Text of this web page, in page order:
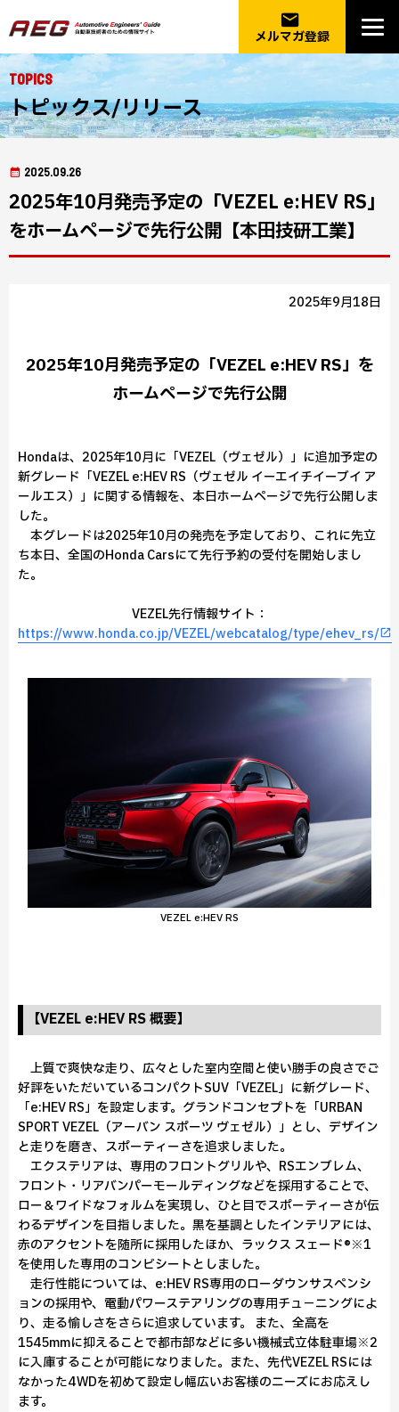
email
メルマガ登録
Topics
トピックス/リリース
2025.09.26
2025年10月発売予定の「VEZEL e:HEV RS」
をホームページで先行公開【本田技研工業】
2025年9月18日
2025年10月発売予定の「VEZEL e:HEV RS」を
ホームページで先行公開
Hondaは、2025年10月に「VEZEL（ヴェゼル）」に追加予定の
新グレード「VEZEL e:HEV RS（ヴェゼル イーエイチイーブイ ア
ールエス）」に関する情報を、本日ホームページで先行公開しま
した。
本グレードは2025年10月の発売を予定しており、これに先立
ち本日、全国のHonda Carsにて先行予約の受付を開始しまし
た。
VEZEL先行情報サイト：
https://www.honda.co.jp/VEZEL/webcatalog/type/ehev_rs/
VEZEL e:HEV RS
【VEZEL e:HEV RS 概要】
上質で爽快な走り、広々とした室内空間と使い勝手の良さでご
好評をいただいているコンパクトSUV「VEZEL」に新グレード、
「e:HEV RS」を設定します。グランドコンセプトを「URBAN
SPORT VEZEL（アーバン スポーツ ヴェゼル）」とし、デザイン
と走りを磨き、スポーティーさを追求しました。
エクステリアは、専用のフロントグリルや、RSエンブレム、
フロント・リアバンパーモールディングなどを採用することで、
ロー＆ワイドなフォルムを実現し、ひと目でスポーティーさが伝
わるデザインを目指しました。黒を基調としたインテリアには、
赤のアクセントを随所に採用したほか、ラックス スェード®※1
を使用した専用のコンビシートとしました。
走行性能については、e:HEV RS専用のローダウンサスペンシ
ョンの採用や、電動パワーステアリングの専用チュ－ニングによ
り、走る愉しさをさらに追求しています。 また、全高を
1545mmに抑えることで都市部などに多い機械式立体駐車場※2
に入庫することが可能になりました。また、先代VEZEL RSには
なかった4WDを初めて設定し幅広いお客様のニーズにお応えし
ます。